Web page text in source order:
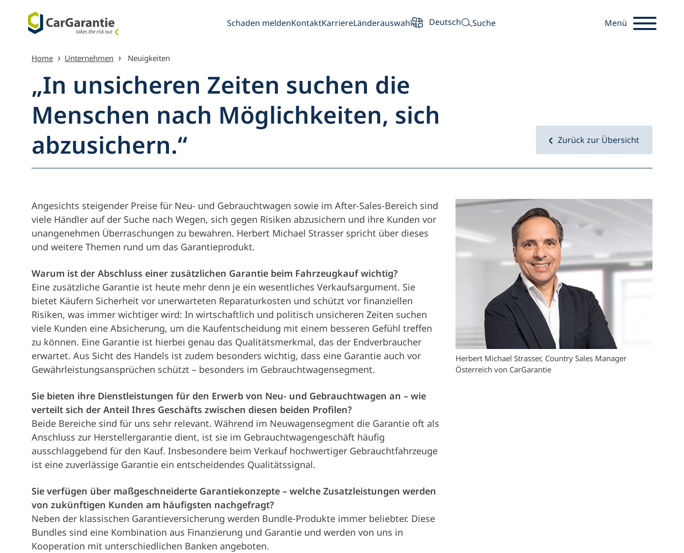
Zum Inhalt springen
Schaden meldenKontaktKarriereLänderauswahl Deutsch Suche Menü
Partner
Fahrzeughalter
Service &
Support
Partner
Fahrzeughalter
Unternehmen
Karriere
Presse
Home Unternehmen Neuigkeiten
„In unsicheren Zeiten suchen die
Menschen nach Möglichkeiten, sich
abzusichern.“
Zurück zur Übersicht
Angesichts steigender Preise für Neu- und Gebrauchtwagen sowie im After-Sales-Bereich sind
viele Händler auf der Suche nach Wegen, sich gegen Risiken abzusichern und ihre Kunden vor
unangenehmen Überraschungen zu bewahren. Herbert Michael Strasser spricht über dieses
und weitere Themen rund um das Garantieprodukt.
Warum ist der Abschluss einer zusätzlichen Garantie beim Fahrzeugkauf wichtig?
Eine zusätzliche Garantie ist heute mehr denn je ein wesentliches Verkaufsargument. Sie
bietet Käufern Sicherheit vor unerwarteten Reparaturkosten und schützt vor finanziellen
Risiken, was immer wichtiger wird: In wirtschaftlich und politisch unsicheren Zeiten suchen
viele Kunden eine Absicherung, um die Kaufentscheidung mit einem besseren Gefühl treffen
zu können. Eine Garantie ist hierbei genau das Qualitätsmerkmal, das der Endverbraucher
erwartet. Aus Sicht des Handels ist zudem besonders wichtig, dass eine Garantie auch vor
Gewährleistungsansprüchen schützt – besonders im Gebrauchtwagensegment.
Sie bieten ihre Dienstleistungen für den Erwerb von Neu- und Gebrauchtwagen an – wie
verteilt sich der Anteil Ihres Geschäfts zwischen diesen beiden Profilen?
Beide Bereiche sind für uns sehr relevant. Während im Neuwagensegment die Garantie oft als
Anschluss zur Herstellergarantie dient, ist sie im Gebrauchtwagengeschäft häufig
ausschlaggebend für den Kauf. Insbesondere beim Verkauf hochwertiger Gebrauchtfahrzeuge
ist eine zuverlässige Garantie ein entscheidendes Qualitätssignal.
Sie verfügen über maßgeschneiderte Garantiekonzepte – welche Zusatzleistungen werden
von zukünftigen Kunden am häufigsten nachgefragt?
Neben der klassischen Garantieversicherung werden Bundle-Produkte immer beliebter. Diese
Bundles sind eine Kombination aus Finanzierung und Garantie und werden von uns in
Kooperation mit unterschiedlichen Banken angeboten.
Herbert Michael Strasser, Country Sales Manager
Österreich von CarGarantie